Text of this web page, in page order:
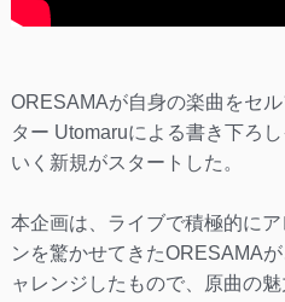
ORESAMAが自身の楽曲をセ
ター Utomaruによる書き下ろ
いく新規がスタートした。
本企画は、ライブで積極的に
ンを驚かせてきたORESAMA
ャレンジしたもので、原曲の